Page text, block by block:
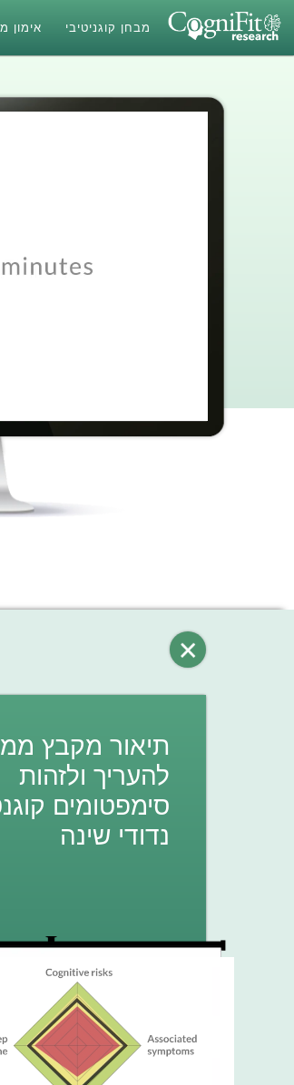
מבחן קוגניטיבי אימון
תיאור מקבץ
להעריך ולזהות
סימפטומים
נדודי שינה